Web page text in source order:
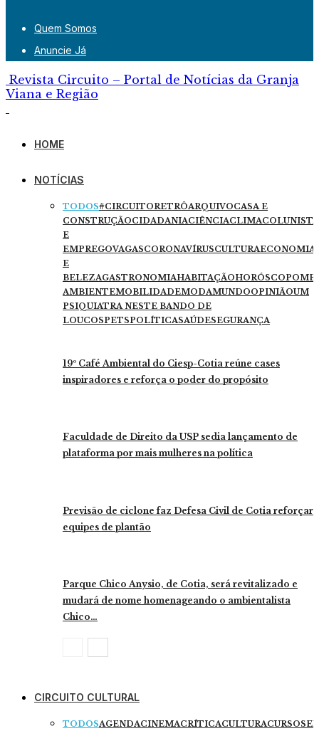
Quem Somos
Anuncie Já
Revista Circuito – Portal de Notícias da Granja
Viana e Região
HOME
NOTÍCIAS
TODOS#CIRCUITORETRÔARQUIVOCASA E
CONSTRUÇÃOCIDADANIACIÊNCIACLIMA
E
EMPREGOVAGASCORONAVÍRUSCULTURAECONOMIA
E
BELEZAGASTRONOMIAHABITAÇÃOHORÓSCOPO
AMBIENTEMOBILIDADEMODAMUNDOOPINIÃOUM
PSIQUIATRA NESTE BANDO DE
LOUCOSPETSPOLÍTICASAÚDESEGURANÇA
19º Café Ambiental do Ciesp-Cotia reúne cases
inspiradores e reforça o poder do propósito
Faculdade de Direito da USP sedia lançamento de
plataforma por mais mulheres na política
Previsão de ciclone faz Defesa Civil de Cotia reforçar
equipes de plantão
Parque Chico Anysio, de Cotia, será revitalizado e
mudará de nome homenageando o ambientalista
Chico…
CIRCUITO CULTURAL
TODOSAGENDACINEMACRÍTICACULTURACURSOS